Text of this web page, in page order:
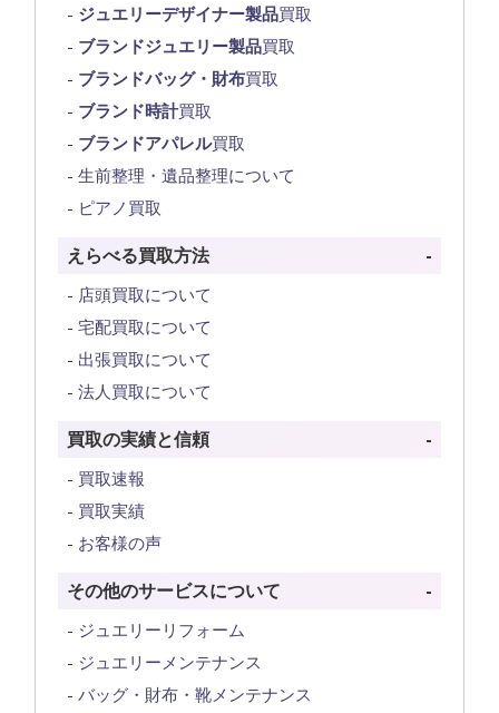
ジュエリーデザイナー製品買取
ブランドジュエリー製品買取
ブランドバッグ・財布買取
ブランド時計買取
ブランドアパレル買取
生前整理・遺品整理について
ピアノ買取
えらべる買取方法
店頭買取について
宅配買取について
出張買取について
法人買取について
買取の実績と信頼
買取速報
買取実績
お客様の声
その他のサービスについて
ジュエリーリフォーム
ジュエリーメンテナンス
バッグ・財布・靴メンテナンス